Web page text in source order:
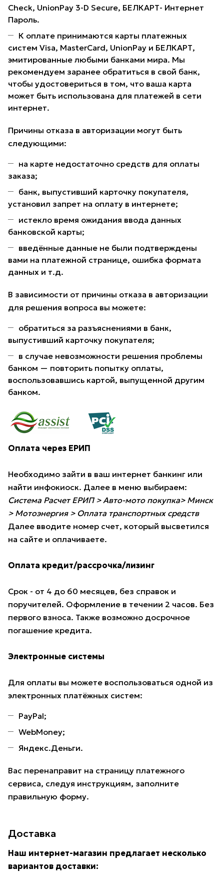
Check, UnionPay 3-D Secure, БЕЛКАРТ- Интернет
Пароль.
К оплате принимаются карты платежных
систем Visa, MasterCard, UnionPay и БЕЛКАРТ,
эмитированные любыми банками мира. Мы
рекомендуем заранее обратиться в свой банк,
чтобы удостовериться в том, что ваша карта
может быть использована для платежей в сети
интернет.
Причины отказа в авторизации могут быть
следующими:
на карте недостаточно средств для оплаты
заказа;
банк, выпустивший карточку покупателя,
установил запрет на оплату в интернете;
истекло время ожидания ввода данных
банковской карты;
введённые данные не были подтверждены
вами на платежной странице, ошибка формата
данных и т.д.
В зависимости от причины отказа в авторизации
для решения вопроса вы можете:
обратиться за разъяснениями в банк,
выпустивший карточку покупателя;
в случае невозможности решения проблемы
банком — повторить попытку оплаты,
воспользовавшись картой, выпущенной другим
банком.
Оплата через ЕРИП
Необходимо зайти в ваш интернет банкинг или
найти инфокиоск. Далее в меню выбираем:
Система Расчет ЕРИП > Авто-мото покупка> Минск
> Мотоэнергия > Оплата транспортных средств
Далее вводите номер счет, который высветился
на сайте и оплачиваете.
Оплата кредит/рассрочка/лизинг
Срок - от 4 до 60 месяцев, без справок и
поручителей. Оформление в течении 2 часов. Без
первого взноса. Также возможно досрочное
погашение кредита.
Электронные системы
Для оплаты вы можете воспользоваться одной из
электронных платёжных систем:
PayPal;
WebMoney;
Яндекс.Деньги.
Вас перенаправит на страницу платежного
сервиса, следуя инструкциям, заполните
правильную форму.
Доставка
Наш интернет-магазин предлагает несколько
вариантов доставки: